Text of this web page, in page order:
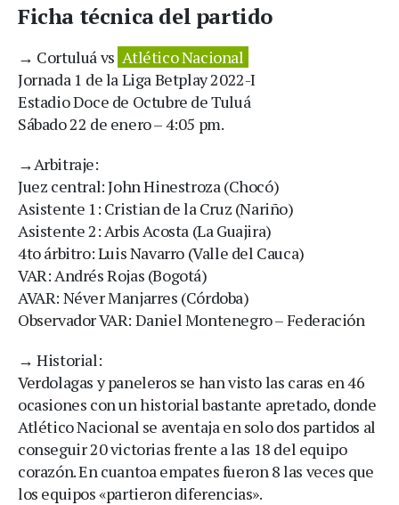
Ficha técnica del partido
→ Cortuluá vs Atlético Nacional
Jornada 1 de la Liga Betplay 2022-I
Estadio Doce de Octubre de Tuluá
Sábado 22 de enero – 4:05 pm.
→Arbitraje:
Juez central: John Hinestroza (Chocó)
Asistente 1: Cristian de la Cruz (Nariño)
Asistente 2: Arbis Acosta (La Guajira)
4to árbitro: Luis Navarro (Valle del Cauca)
VAR: Andrés Rojas (Bogotá)
AVAR: Néver Manjarres (Córdoba)
Observador VAR: Daniel Montenegro – Federación
→ Historial:
Verdolagas y paneleros se han visto las caras en 46
ocasiones con un historial bastante apretado, donde
Atlético Nacional se aventaja en solo dos partidos al
conseguir 20 victorias frente a las 18 del equipo
corazón. En cuantoa empates fueron 8 las veces que
los equipos «partieron diferencias».